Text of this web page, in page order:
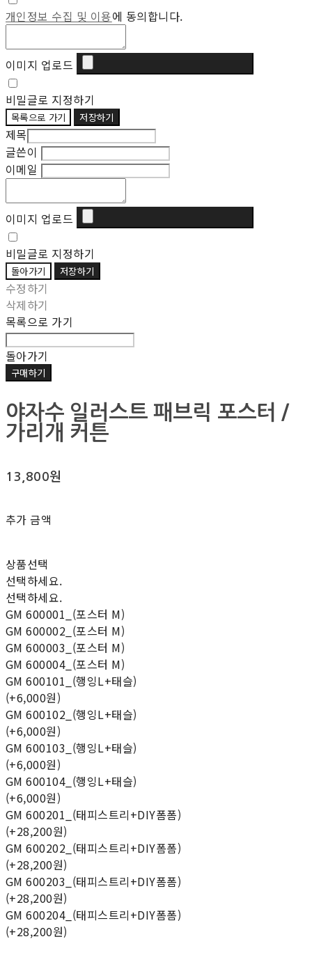
개인정보 수집 및 이용에 동의합니다.
이미지 업로드
비밀글로 지정하기
목록으로 가기 저장하기
제목
글쓴이
이메일
이미지 업로드
비밀글로 지정하기
돌아가기 저장하기
수정하기
삭제하기
목록으로 가기
돌아가기
구매하기
야자수 일러스트 패브릭 포스터 /
가리개 커튼
13,800원
추가 금액
상품선택
선택하세요.
선택하세요.
GM 600001_(포스터 M)
GM 600002_(포스터 M)
GM 600003_(포스터 M)
GM 600004_(포스터 M)
GM 600101_(행잉L+태슬)
(+6,000원)
GM 600102_(행잉L+태슬)
(+6,000원)
GM 600103_(행잉L+태슬)
(+6,000원)
GM 600104_(행잉L+태슬)
(+6,000원)
GM 600201_(태피스트리+DIY폼폼)
(+28,200원)
GM 600202_(태피스트리+DIY폼폼)
(+28,200원)
GM 600203_(태피스트리+DIY폼폼)
(+28,200원)
GM 600204_(태피스트리+DIY폼폼)
(+28,200원)